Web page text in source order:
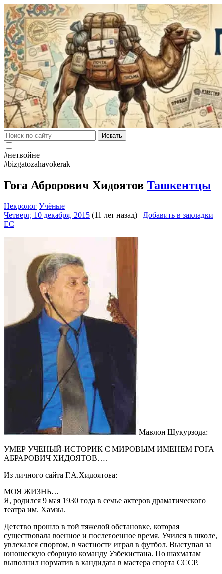
Искать
#нетвойне
#bizgatozahavokerak
Гога Аброрович Хидоятов Ташкентцы
Некролог Учёные
Четверг, 10 декабря, 2015 (11 лет назад) | Добавить в закладки |
EC
Мавлон Шукурзода:
УМЕР УЧЕНЫЙ-ИСТОРИК С МИРОВЫМ ИМЕНЕМ ГОГА
АБРАРОВИЧ ХИДОЯТОВ….
Из личного сайта Г.А.Хидоятова:
МОЯ ЖИЗНЬ…
Я, родился 9 мая 1930 года в семье актеров драматического
театра им. Хамзы.
Детство прошло в той тяжелой обстановке, которая
существовала военное и послевоенное время. Учился в школе,
увлекался спортом, в частности играл в футбол. Выступал за
юношескую сборную команду Узбекистана. По шахматам
выполнил норматив в кандидата в мастера спорта СССР.